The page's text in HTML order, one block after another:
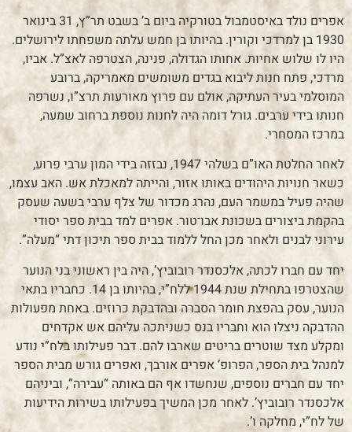
אפרים נולד באיסטמבול בטורקיה ביום ב’ בשבט תר”ץ, 31 בינואר
1930 בן למרדכי וקורין. בהיותו בן חמש עלתה משפחתו לירושלים.
היו לו שלוש אחיות. אחותו הגדולה, פנינה, הצטרפה לאצ”ל. אביו,
מרדכי, פתח חנות ליבוא בגדים משומשים מאמריקה, ברובע
המוסלמי בעיר העתיקה, אולם עם פרוץ מאורעות תרצ”ו, נשרפה
חנותו בידי ערבים. גורל דומה היה לחנות נוספת ברחוב שמעה,
במרכז המסחרי.
לאחר החלטת האו”ם בשלהי 1947, נבזזה בידי המון ערבי פרוע,
כשאר חנויות היהודים באותו אזור, והייתה למאכלת אש. האב עצמו,
שהיה פעיל במשמר העם, נהרג מכדור של צלף ערבי בשעה שעסק
בהקמת ביצורים בשכונת אבו־טור. אפרים למד בבית ספר יסודי
עירוני לבנים ולאחר מכן החל ללמוד בבית ספר תיכון דתי “מעלה”.
יחד עם חברו לכתה, אלכסנדר רובוביץ’, היה בין ראשוני בני הנוער
שהצטרפו בתחילת שנת 1944 ללח”י, בהיותו בן 14. כחבריו בתאי
הנוער, עסק בהפצת חומר הסברה ובהדבקת כרוזים. באחת מפעולות
ההדבקה ניצלו הוא וחבריו בנס כשניתכה עליהם אש אקדחים
ומקלע מצד שוטרים בריטים שארבו להם. דבר פעילותו בלח”י נודע
למנהל בית הספר, הפרופ’ אפרים אורבך, ואפרים גורש מבית הספר
יחד עם חברים נוספים, שנחשדו אף הם באותה “עבירה”, וביניהם
אלכסנדר רובוביץ’. לאחר מכן המשיך בפעילותו בשירות הידיעות
של לח”י, מחלקה ו’.